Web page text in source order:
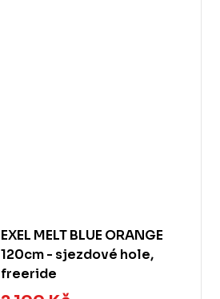
EXEL MELT BLUE ORANGE
120cm - sjezdové hole,
freeride